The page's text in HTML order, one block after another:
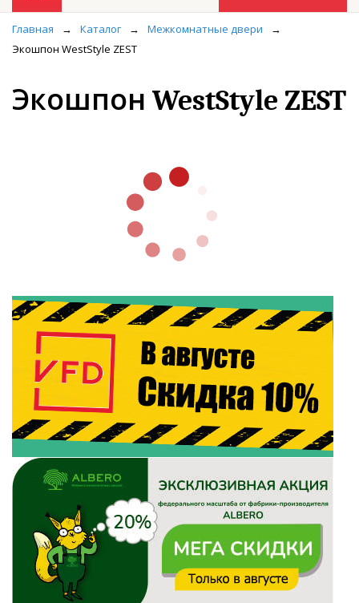
Промо товары
Главная → Каталог → Межкомнатные двери
→
Экошпон WestStyle ZEST
Экошпон WestStyle ZEST